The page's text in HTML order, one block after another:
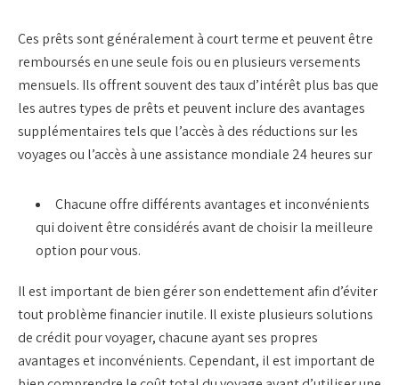
Ces prêts sont généralement à court terme et peuvent être
remboursés en une seule fois ou en plusieurs versements
mensuels. Ils offrent souvent des taux d’intérêt plus bas que
les autres types de prêts et peuvent inclure des avantages
supplémentaires tels que l’accès à des réductions sur les
voyages ou l’accès à une assistance mondiale 24 heures sur
Chacuneoffredifférents avantages et inconvénients
qui doivent être considérés avant de choisir la meilleure
option pour vous.
Il est important de bien gérer sonendettementafin d’éviter
tout problème financier inutile. Il existe plusieurs solutions
de crédit pour voyager, chacune ayant ses propres
avantages et inconvénients. Cependant, il est important de